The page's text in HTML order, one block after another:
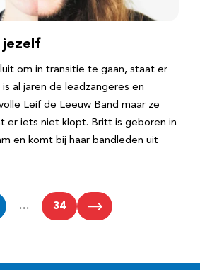
jezelf
om in transitie te gaan, staat er
al jaren de leadzangeres en
Leif de Leeuw Band maar ze
er iets niet klopt. Britt is geboren in
en komt bij haar bandleden uit
… 34